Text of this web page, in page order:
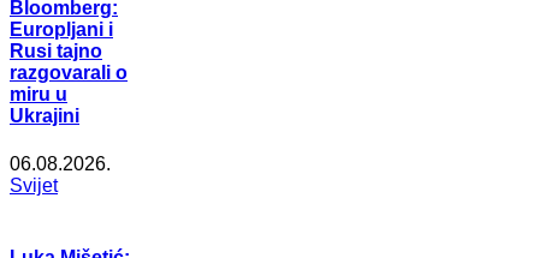
Bloomberg:
Europljani i
Rusi tajno
razgovarali o
miru u
Ukrajini
06.08.2026.
Svijet